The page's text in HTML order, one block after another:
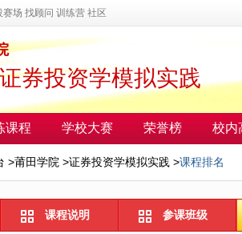
赛场 找顾问 训练营 社区
证券投资学模拟实践
课程 学校大赛 荣誉榜 校内
>莆田学院 >证券投资学模拟实践 >课程排名
课程说明 参课班级